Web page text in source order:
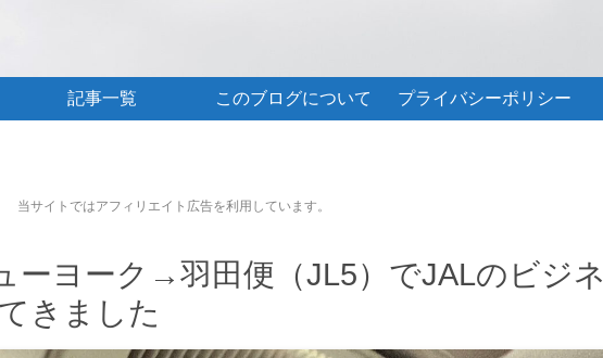
記事一覧 このブログについて プライバシーポリシー
当サイトではアフィリエイト広告を利用しています。
ーヨーク→羽田便（JL5）でJALのビジネ
きました